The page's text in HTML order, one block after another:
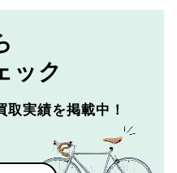
ック
取実績を掲載中！